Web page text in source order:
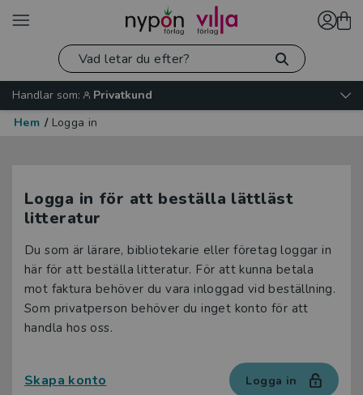
Handlar som:
Privatkund
Hem / Logga in
Logga in för att beställa lättläst
litteratur
Du som är lärare, bibliotekarie eller företag loggar in
här för att beställa litteratur. För att kunna betala
mot faktura behöver du vara inloggad vid beställning.
Som privatperson behöver du inget konto för att
handla hos oss.
Skapa konto Logga in